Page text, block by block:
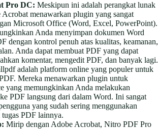
Pro DC: Meskipun ini adalah perangkat lunak
menawarkan plugin yang sangat
Microsoft Office (Word, Excel, PowerPoint).
Anda menyimpan dokumen Word
dengan kontrol penuh atas kualitas, keamanan,
Anda dapat membuat PDF yang dapat
komentar, mengedit PDF, dan banyak lagi.
adalah platform online yang populer untuk
Mereka menawarkan plugin untuk
yang memungkinkan Anda melakukan
PDF langsung dari dalam Word. Ini sangat
yang sudah sering menggunakan
PDF lainnya.
Mirip dengan Adobe Acrobat, Nitro PDF Pro